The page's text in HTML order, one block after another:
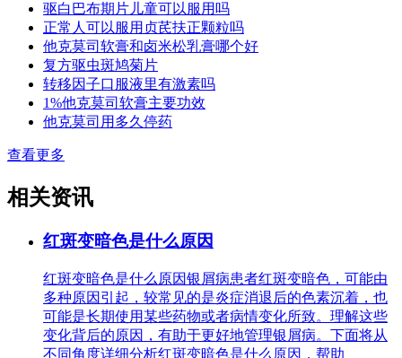
驱白巴布期片儿童可以服用吗
正常人可以服用贞芪扶正颗粒吗
他克莫司软膏和卤米松乳膏哪个好
复方驱虫斑鸠菊片
转移因子口服液里有激素吗
1%他克莫司软膏主要功效
他克莫司用多久停药
查看更多
相关资讯
红斑变暗色是什么原因
红斑变暗色是什么原因银屑病患者红斑变暗色，可能由
多种原因引起，较常见的是炎症消退后的色素沉着，也
可能是长期使用某些药物或者病情变化所致。理解这些
变化背后的原因，有助于更好地管理银屑病。下面将从
不同角度详细分析红斑变暗色是什么原因，帮助